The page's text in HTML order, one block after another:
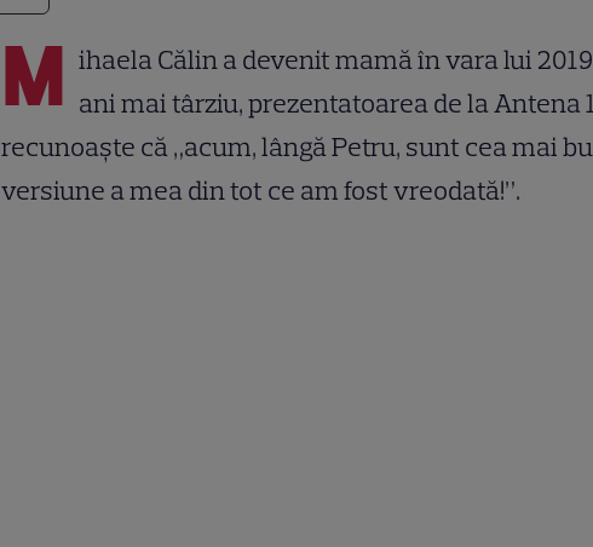
M ihaela Călin a devenit mamă în vara lui
ani mai târziu, prezentatoarea de la Antena
recunoaște că „acum, lângă Petru, sunt cea mai
versiune a mea din tot ce am fost vreodată!”.